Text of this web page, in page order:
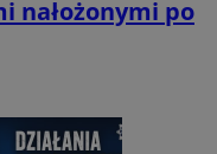
nałożonymi po